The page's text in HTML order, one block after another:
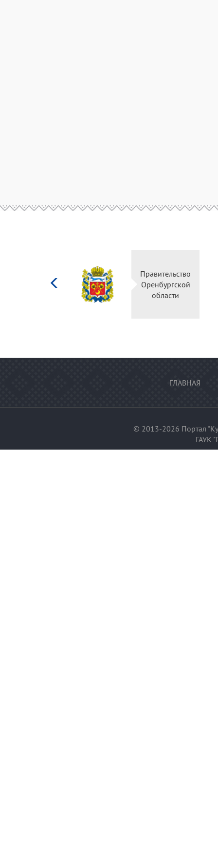
культуры
Российской
Правительство
Оренбургской
области
ГЛАВНАЯ
© 2013-2026 Портал
ГАУК